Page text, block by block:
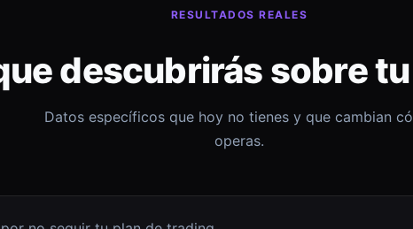
RESULTADOS REALES
descubrirás sobre
Datos específicos que hoy no tienes y que cambian
operas.